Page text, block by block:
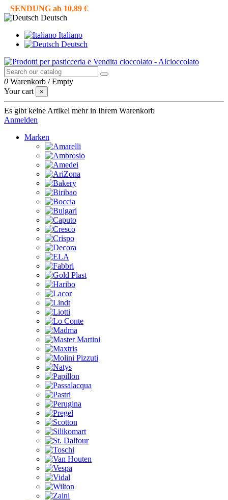
SENDUNG ab 10,89 €
Deutsch
Italiano
Deutsch
0 Warenkorb /Empty
Your cart
×
Es gibt keine Artikel mehr in Ihrem Warenkorb
Anmelden
Marken